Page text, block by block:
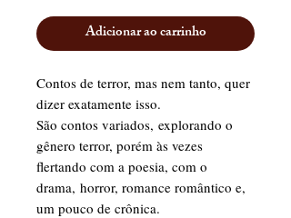
Adicionar ao carrinho
Contos de terror, mas nem tanto, quer
dizer exatamente isso.
São contos variados, explorando o
gênero terror, porém às vezes
flertando com a poesia, com o
drama, horror, romance romântico e,
um pouco de crônica.